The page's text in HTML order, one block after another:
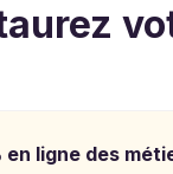
ligne des